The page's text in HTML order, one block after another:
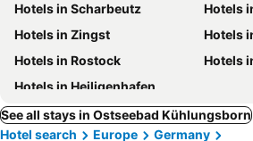
Hotels in Scharbeutz
Hotels
Hotels in Zingst
Hotels
Hotels in Rostock
Hotels
Hotels in Heiligenhafen
See all stays in Ostseebad Kühlungsborn
Hotel search
Europe
Germany